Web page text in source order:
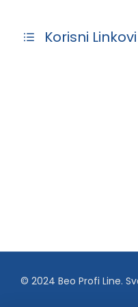
Korisni Linkovi
© 2024 Beo Profi Line.